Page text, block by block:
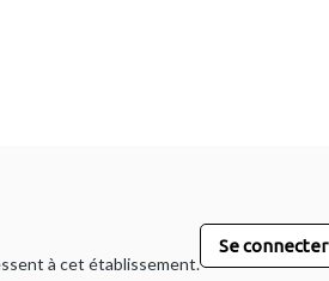
à cet établissement.
Se connecter